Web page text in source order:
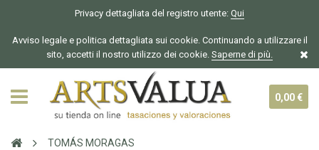
Privacy dettagliata del registro utente: Qui
Avviso legale e politica dettagliata sui cookie. Continuando a utilizzare il
sito, accetti il nostro utilizzo dei cookie. Saperne di più.
0,00 €
TOMÁS MORAGAS